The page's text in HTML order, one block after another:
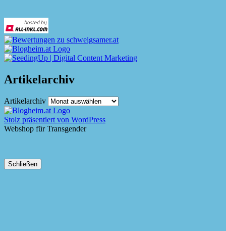
Artikelarchiv
Artikelarchiv
Stolz präsentiert von WordPress
Webshop für Transgender
Schließen